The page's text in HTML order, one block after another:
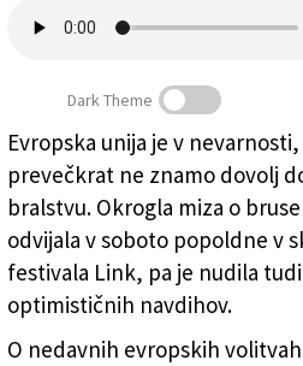
Z leve Marco Zatterin, Agnese
in moderator Eric Jozsef
Dark Theme
Evropska unija je v
prevečkrat ne znamo dovolj
bralstvu. Okrogla miza o
odvijala v soboto popoldne v
festivala Link, pa je nudila
optimističnih navdihov.
O nedavnih evropskih